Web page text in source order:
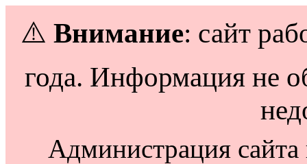
⚠️ Внимание: сайт
года. Информация не
Администрация сайта